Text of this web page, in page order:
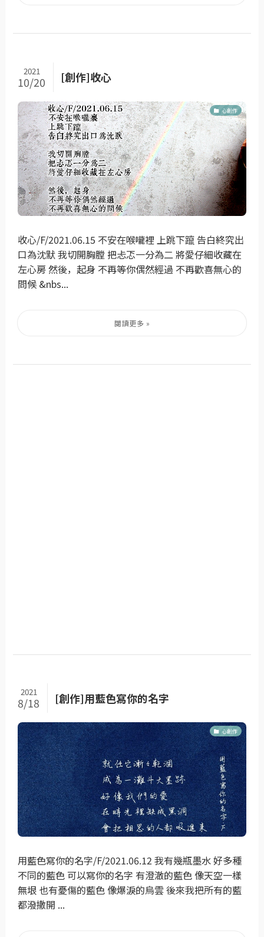
[創作]收心
2021
10/20
心創作
收心/F/2021.06.15 不安在喉嚨裡 上跳下躥 告白終究出
口為沈默 我切開胸膛 把忐忑一分為二 將愛仔細收藏在
左心房 然後，起身 不再等你偶然經過 不再歡喜無心的
問候 &nbs...
[創作]用藍色寫你的名字
2021
8/18
心創作
用藍色寫你的名字/F/2021.06.12 我有幾瓶墨水 好多種
不同的藍色 可以寫你的名字 有澄澈的藍色 像天空一樣
無垠 也有憂傷的藍色 像爆淚的烏雲 後來我把所有的藍
都潑撒開 ...